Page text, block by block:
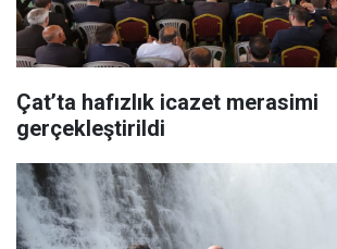
Çat’ta hafızlık icazet merasimi
gerçekleştirildi